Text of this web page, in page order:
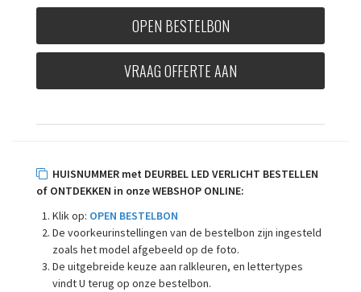
OPEN BESTELBON
VRAAG OFFERTE AAN
HUISNUMMER met DEURBEL LED VERLICHT BESTELLEN
of ONTDEKKEN in onze WEBSHOP ONLINE:
Klik op: OPEN BESTELBON
De voorkeurinstellingen van de bestelbon zijn ingesteld
zoals het model afgebeeld op de foto.
De uitgebreide keuze aan ralkleuren, en lettertypes
vindt U terug op onze bestelbon.